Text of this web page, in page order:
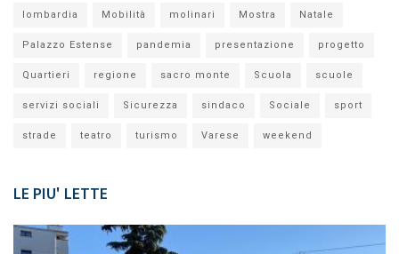
lombardia Mobilità molinari Mostra Natale
Palazzo Estense pandemia presentazione progetto
Quartieri regione sacro monte Scuola scuole
servizi sociali Sicurezza sindaco Sociale sport
strade teatro turismo Varese weekend
LE PIU' LETTE